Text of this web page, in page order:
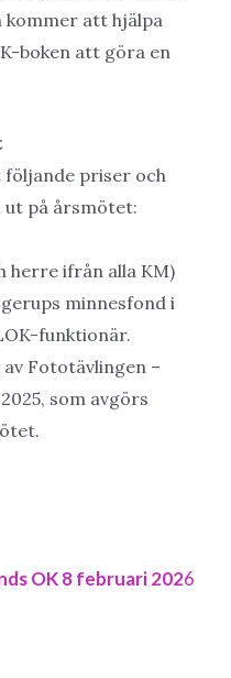
kommer att hjälpa
boken att göra en
priser och
på årsmötet:
herre ifrån alla KM)
minnesfond i
funktionär.
Fototävlingen –
som avgörs
OK 8 februari 2026